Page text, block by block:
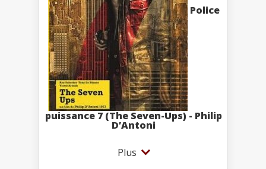
Police
puissance 7 (The Seven-Ups) - Philip
D’Antoni
Plus